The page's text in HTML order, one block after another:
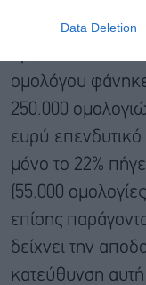
Data Deletion
ομολογίες.
ομολόγου
250.000
ευρύ επενδυτικό
μόνο το 22%
(55.000
επίσης
δείχνει την
κατεύθυνση